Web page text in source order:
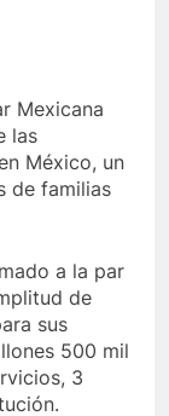
Mexicana
las
México, un
de familias
a la par
de
sus
500 mil
3